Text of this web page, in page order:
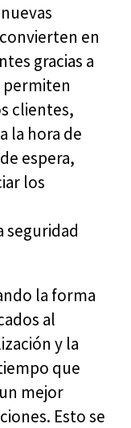
en
gracias a
permiten
clientes,
la hora de
espera,
los
seguridad
la forma
al
y la
que
mejor
Esto se